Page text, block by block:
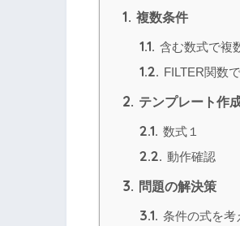
1. 複数条件
1.1. 含む数式で複
1.2. FILTER関数
2. テンプレート作
2.1. 数式１
2.2. 動作確認
3. 問題の解決策
3.1. 条件の式を考